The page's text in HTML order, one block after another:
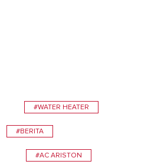
#WATER HEATER
#BERITA
#AC ARISTON